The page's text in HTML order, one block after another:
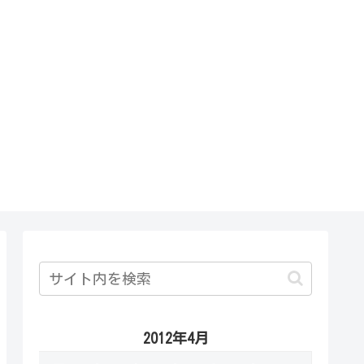
2012年4月